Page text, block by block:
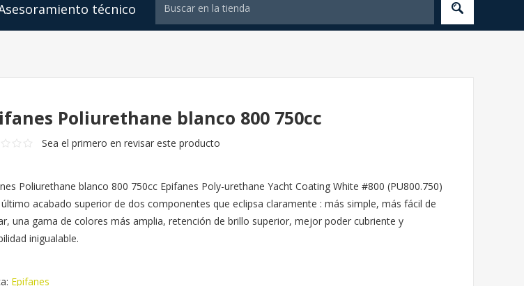
técnico
Poliurethane blanco 800 750cc
Sea el primero en revisar este producto
Poliurethane blanco 800 750cc Epifanes Poly-urethane Yacht Coating White #800 (PU800.750)
acabado superior de dos componentes que eclipsa claramente : más simple, más fácil de
una gama de colores más amplia, retención de brillo superior, mejor poder cubriente y
inigualable.
Epifanes